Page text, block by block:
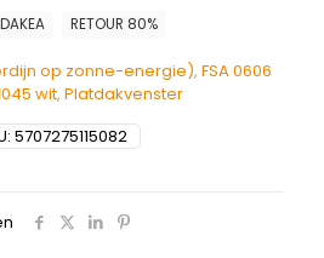
5707275115082
op zonne-energie), FSA 0606
wit, Platdakvenster
DAKEA RETOUR 80%